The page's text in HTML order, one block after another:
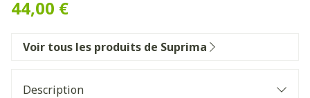
44,00 €
Voir tous les produits de Suprima
Description